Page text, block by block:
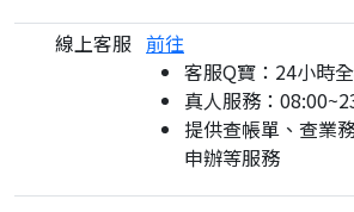
線上客服 前往
客服Q寶：24小時
真人服務：
提供查帳單、查業
申辦等服務